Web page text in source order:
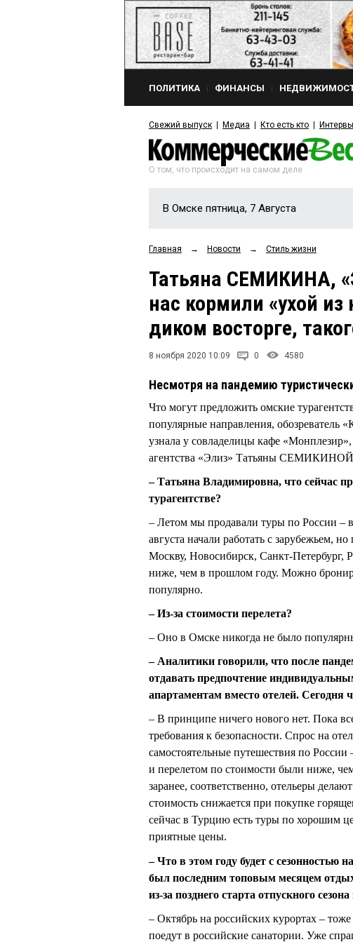
ПОЛИТИКА ФИНАНСЫ
Свежий выпуск Медиа Кто есть кто
О том, что происходит на самом деле
В Омске пятница, 7 Августа
Главная → Новости → Стиль жизни
Татьяна СЕМИКИНА,
нас кормили «ухой
диком восторге,
8 ноября 2020 10:09 0 4580
Несмотря на пандемию
Что могут предложить омские
популярные направления,
узнала у совладелицы кафе
агентства «Элиз» Татьяны
– Татьяна Владимировна, что сейчас
турагентстве?
– Летом мы продавали туры по России
августа начали работать с зарубежьем,
Москву, Новосибирск, Санкт-Петербург,
ниже, чем в прошлом году. Можно
популярно.
– Из-за стоимости перелета?
– Оно в Омске никогда не было
– Аналитики говорили, что после
отдавать предпочтение
апартаментам вместо отелей. Сегодня
– В принципе ничего нового нет. Пока
требования к безопасности. Спрос на
самостоятельные путешествия по
и перелетом по стоимости были ниже,
заранее, соответственно, отельеры
стоимость снижается при покупке
сейчас в Турцию есть туры по хорошим
приятные цены.
– Что в этом году будет с
был последним топовым месяцем
из-за позднего старта отпускного
– Октябрь на российских курортах –
поедут в российские санатории. Уже